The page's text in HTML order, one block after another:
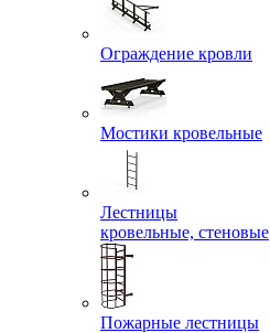
Ограждение кровли
Мостики кровельные
Лестницы
кровельные, стеновые
Пожарные лестницы